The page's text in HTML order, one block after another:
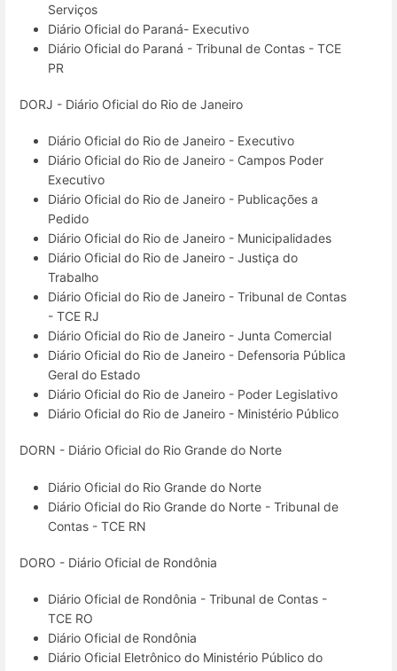
Serviços
Diário Oficial do Paraná- Executivo
Diário Oficial do Paraná - Tribunal de Contas - TCE
PR
DORJ - Diário Oficial do Rio de Janeiro
Diário Oficial do Rio de Janeiro - Executivo
Diário Oficial do Rio de Janeiro - Campos Poder
Executivo
Diário Oficial do Rio de Janeiro - Publicações a
Pedido
Diário Oficial do Rio de Janeiro - Municipalidades
Diário Oficial do Rio de Janeiro - Justiça do
Trabalho
Diário Oficial do Rio de Janeiro - Tribunal de Contas
- TCE RJ
Diário Oficial do Rio de Janeiro - Junta Comercial
Diário Oficial do Rio de Janeiro - Defensoria Pública
Geral do Estado
Diário Oficial do Rio de Janeiro - Poder Legislativo
Diário Oficial do Rio de Janeiro - Ministério Público
DORN - Diário Oficial do Rio Grande do Norte
Diário Oficial do Rio Grande do Norte
Diário Oficial do Rio Grande do Norte - Tribunal de
Contas - TCE RN
DORO - Diário Oficial de Rondônia
Diário Oficial de Rondônia - Tribunal de Contas -
TCE RO
Diário Oficial de Rondônia
Diário Oficial Eletrônico do Ministério Público do